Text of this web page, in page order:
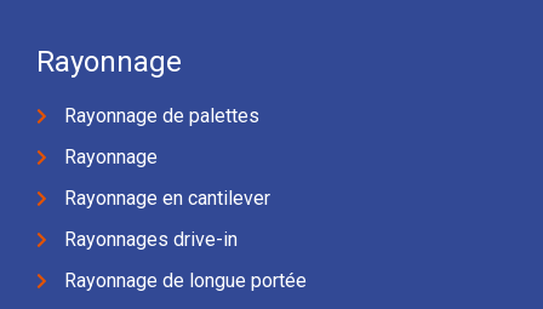
Rayonnage
Rayonnage de palettes
Rayonnage
Rayonnage en cantilever
Rayonnages drive-in
Rayonnage de longue portée